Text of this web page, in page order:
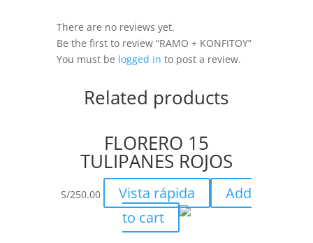
There are no reviews yet.
Be the first to review “RAMO + KONFITOY”
You must be logged in to post a review.
Related products
FLORERO 15
TULIPANES ROJOS
S/250.00 Vista rápida
Add
to cart